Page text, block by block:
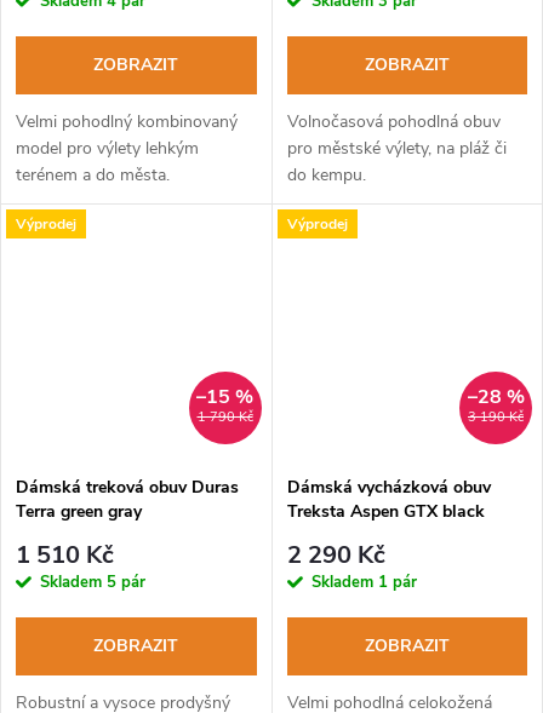
ZOBRAZIT
Velmi pohodlný kombinovaný
model pro výlety lehkým
terénem a do města.
ZOBRAZIT
Volnočasová pohodlná obuv
pro městské výlety, na pláž či
do kempu.
Výprodej
1 790 Kč
–15 %
Dámská treková obuv Duras
Terra green gray
1 510 Kč
Skladem 5 pár
ZOBRAZIT
Robustní a vysoce prodyšný
Výprodej
3 190 Kč
–28 %
Dámská vycházková obuv
Treksta Aspen GTX black
2 290 Kč
Skladem 1 pár
ZOBRAZIT
Velmi pohodlná celokožená